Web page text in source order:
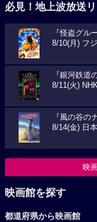
必見！地上波放送
『怪盗グル
8/10(月) フ
『銀河鉄道
8/11(火)
『風の谷の
8/14(金) 日
映
映画館を探す
都道府県から映画館